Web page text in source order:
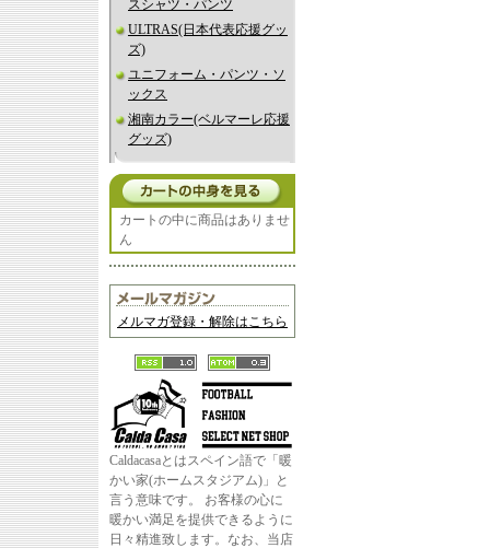
スシャツ・パンツ
ULTRAS(日本代表応援グッ
ズ)
ユニフォーム・パンツ・ソ
ックス
湘南カラー(ベルマーレ応援
グッズ)
カートの中に商品はありませ
ん
メルマガ登録・解除はこちら
Caldacasaとはスペイン語で「暖
かい家(ホームスタジアム)」と
言う意味です。 お客様の心に
暖かい満足を提供できるように
日々精進致します。なお、当店